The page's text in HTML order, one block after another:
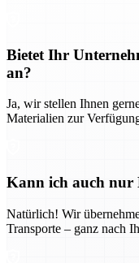
Bietet Ihr
an?
Ja, wir stellen Ihnen
Materialien zur
Kann ich auch nur
Natürlich! Wir
Transporte – ganz nach